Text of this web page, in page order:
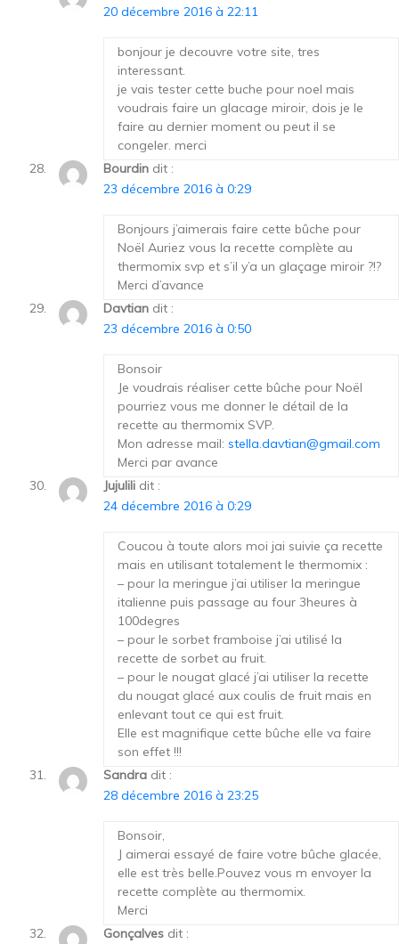
20 décembre 2016 à 22:11
bonjour je decouvre votre site, tres
interessant.
je vais tester cette buche pour noel mais
voudrais faire un glacage miroir, dois je le
faire au dernier moment ou peut il se
congeler. merci
Bourdin dit :
23 décembre 2016 à 0:29
Bonjours j’aimerais faire cette bûche pour
Noël Auriez vous la recette complète au
thermomix svp et s’il y’a un glaçage miroir ?!?
Merci d’avance
Davtian dit :
23 décembre 2016 à 0:50
Bonsoir
Je voudrais réaliser cette bûche pour Noël
pourriez vous me donner le détail de la
recette au thermomix SVP.
Mon adresse mail: stella.davtian@gmail.com
Merci par avance
Jujulili dit :
24 décembre 2016 à 0:29
Coucou à toute alors moi jai suivie ça recette
mais en utilisant totalement le thermomix :
– pour la meringue j’ai utiliser la meringue
italienne puis passage au four 3heures à
100degres
– pour le sorbet framboise j’ai utilisé la
recette de sorbet au fruit.
– pour le nougat glacé j’ai utiliser la recette
du nougat glacé aux coulis de fruit mais en
enlevant tout ce qui est fruit.
Elle est magnifique cette bûche elle va faire
son effet !!!
Sandra dit :
28 décembre 2016 à 23:25
Bonsoir,
J aimerai essayé de faire votre bûche glacée,
elle est très belle.Pouvez vous m envoyer la
recette complète au thermomix.
Merci
Gonçalves dit :